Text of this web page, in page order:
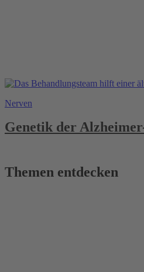
Nerven
Genetik der
Themen entdecken